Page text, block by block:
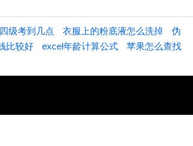
四级考到几点 衣服上的粉底液怎么洗掉
伪
比较好 excel年龄计算公式
苹果怎么查找